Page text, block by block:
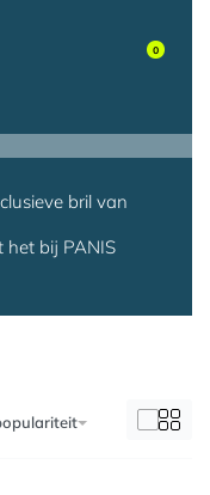
0
bril van
het bij PANIS